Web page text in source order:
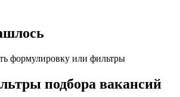
формулировку или фильтры
подбора вакансий